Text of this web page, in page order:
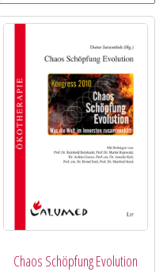
Chaos Schöpfung Evolution